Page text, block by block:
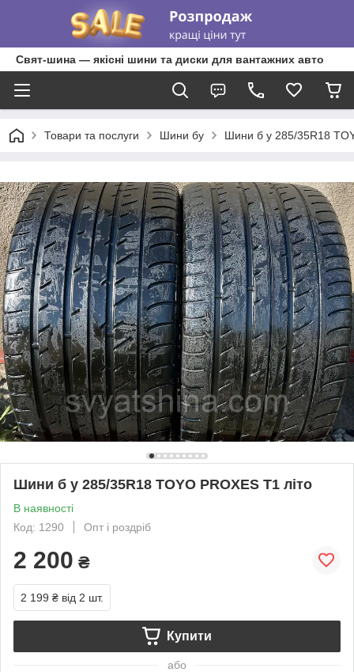
Свят-шина — якісні шини та диски для вантажних авто
Товари та послуги Шини бу Шини б у 285/35R18
Шини б у 285/35R18 TOYO PROXES T1 літо
В наявності
Код: 1290
Опт і роздріб
2 200 ₴
2 199 ₴ від 2 шт.
Купити
або